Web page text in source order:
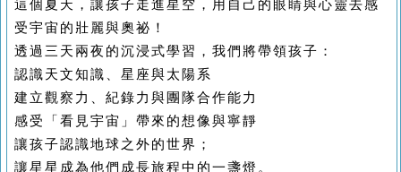
這個夏天，讓孩子走進星空，用自己的眼睛與心靈去感
受宇宙的壯麗與奧祕！
透過三天兩夜的沉浸式學習，我們將帶領孩子：
認識天文知識、星座與太陽系
建立觀察力、紀錄力與團隊合作能力
感受「看見宇宙」帶來的想像與寧靜
讓孩子認識地球之外的世界；
讓星星成為他們成長旅程中的一盞燈。